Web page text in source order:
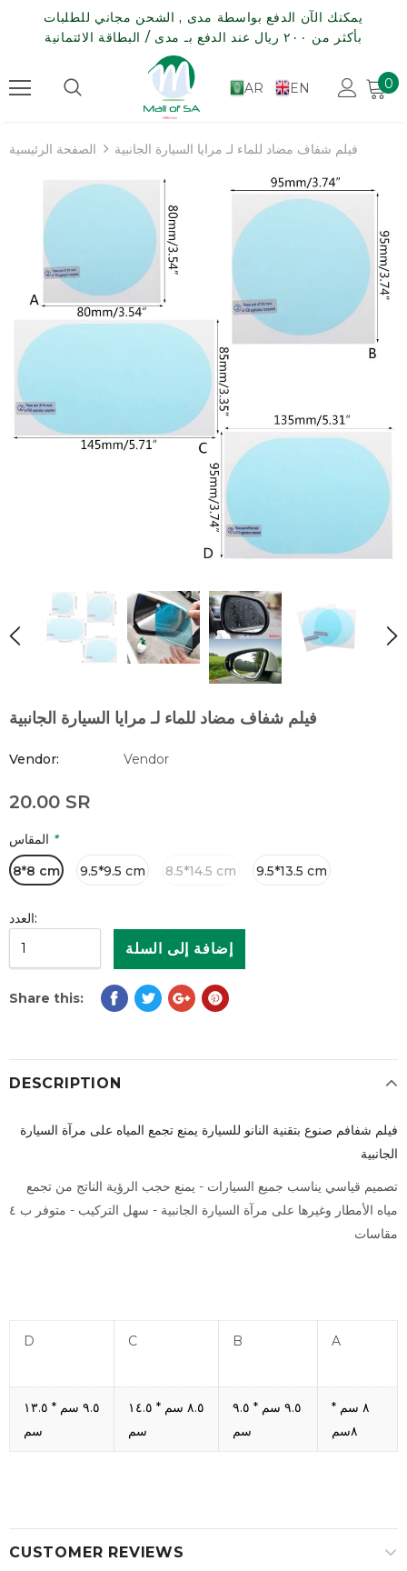
يمكنك الآن الدفع بواسطة مدى , الشحن مجاني للطلبات
بأكثر من ٢٠٠ ريال عند الدفع بـ مدى / البطاقة الائتمانية
AR EN 0
الصفحة الرئيسية فيلم شفاف مضاد للماء لـ مرايا السيارة الجانبية
فيلم شفاف مضاد للماء لـ مرايا السيارة الجانبية
Vendor: Vendor
20.00 SR
*
8*8 cm
9.5*9.5 cm 8.5*14.5 cm 9.5*13.5 cm
العدد:
Share this:
DESCRIPTION
فيلم شفافم صنوع بتقنية النانو للسيارة يمنع تجمع المياه على مرآة السيارة
الجانبية
مياه الأمطار وغيرها على مرآة السيارة الجانبية - سهل التركيب - متوفر ب ٤
مقاسات
D C B A
٩.٥ سم * ١٣.٥
سم
٨.٥ سم * ١٤.٥
سم
٩.٥ سم * ٩.٥
سم
٨ سم *
٨سم
CUSTOMER REVIEWS